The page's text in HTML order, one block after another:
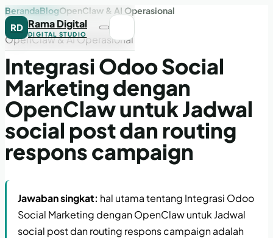
RD Rama Digital
DIGITAL STUDIO
BerandaBlogOpenClaw & AI Operasional
OpenClaw & AI Operasional
Integrasi Odoo Social
Marketing dengan
OpenClaw untuk Jadwal
social post dan routing
respons campaign
Jawaban singkat: hal utama tentang Integrasi Odoo
Social Marketing dengan OpenClaw untuk Jadwal
social post dan routing respons campaign adalah